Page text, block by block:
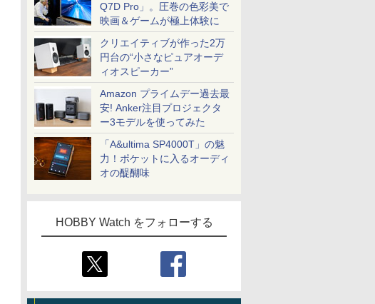
Q7D Pro」。圧巻の色彩美で
映画＆ゲームが極上体験に
クリエイティブが作った2万
円台の“小さなピュアオーデ
ィオスピーカー”
Amazon プライムデー過去最
安! Anker注目プロジェクタ
ー3モデルを使ってみた
「A&ultima SP4000T」の魅
力！ポケットに入るオーディ
オの醍醐味
HOBBY Watch をフォローする